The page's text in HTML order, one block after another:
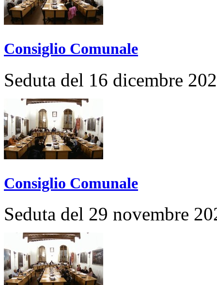
Consiglio Comunale
Seduta del 16 dicembre
Consiglio Comunale
Seduta del 29 novembre